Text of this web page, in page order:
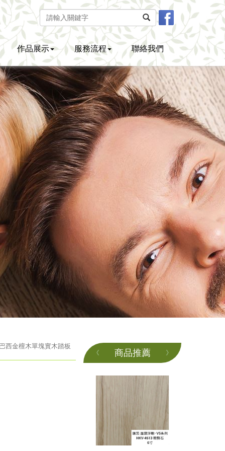
作品展示 服務流程 聯絡我們
西金檀木單塊實木踏板
商品推薦